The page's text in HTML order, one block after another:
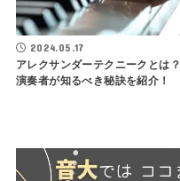
2024.05.17
アレクサンダーテクニークとは？
演奏者が知るべき秘訣を紹介！